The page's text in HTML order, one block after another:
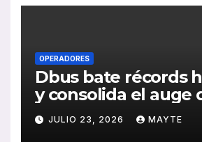
OPERADORES
Dbus bate récords
y consolida el auge
transporte público
Sebastián
JULIO 23, 2026 MAYTE